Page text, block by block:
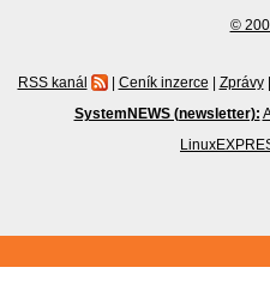
©
RSS kanál | Ceník inzerce | Zprávy |
SystemNEWS (newsletter):